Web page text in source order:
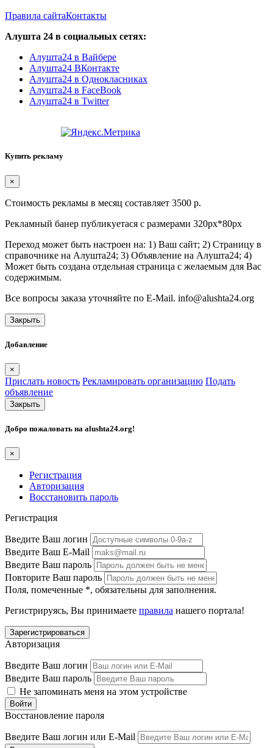
Правила сайтаКонтакты
Алушта 24 в социальных сетях:
Алушта24 в Вайбере
Алушта24 ВКонтакте
Алушта24 в Однокласниках
Алушта24 в FaceBook
Алушта24 в Twitter
Купить рекламу
×
Стоимость рекламы в месяц составляет 3500 р.
Рекламный банер публикуетася с размерами 320px*80px
Переход может быть настроен на: 1) Ваш сайт; 2) Страницу в
справочнике на Алушта24; 3) Объявление на Алушта24; 4)
Может быть создана отдельная страница с желаемым для Вас
содержимым.
Все вопросы заказа уточняйте по E-Mail. info@alushta24.org
Закрыть
Добавление
×
Прислать новость Рекламировать организацию Подать
объявление
Закрыть
Добро пожаловать на alushta24.org!
×
Регистрация
Авторизация
Восстановить пароль
Регистрация
Введите Ваш логин
Введите Ваш E-Mail
Введите Ваш пароль
Повторите Ваш пароль
Поля, помеченные *, обязательны для заполнения.
Регистрируясь, Вы принимаете правила нашего портала!
Авторизация
Введите Ваш логин
Введите Ваш пароль
Не запоминать меня на этом устройстве
Восстановление пароля
Введите Ваш логин или E-Mail